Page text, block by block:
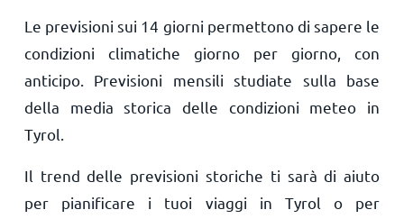
Le previsioni sui 14 giorni permettono di sapere le
condizioni climatiche giorno per giorno, con
anticipo. Previsioni mensili studiate sulla base
della media storica delle condizioni meteo in
Tyrol.
Il trend delle previsioni storiche ti sarà di aiuto
per pianificare i tuoi viaggi in Tyrol o per